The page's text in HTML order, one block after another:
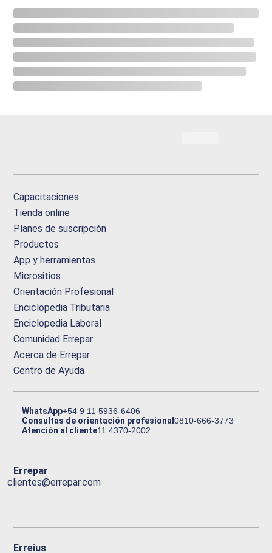
Capacitaciones
Tienda online
Planes de suscripción
Productos
App y herramientas
Micrositios
Orientación Profesional
Enciclopedia Tributaria
Enciclopedia Laboral
Comunidad Errepar
Acerca de Errepar
Centro de Ayuda
WhatsApp+54 9 11 5936-6406
Consultas de orientación profesional0810-666-3773
Atención al cliente11 4370-2002
Errepar
clientes@errepar.com
Erreius